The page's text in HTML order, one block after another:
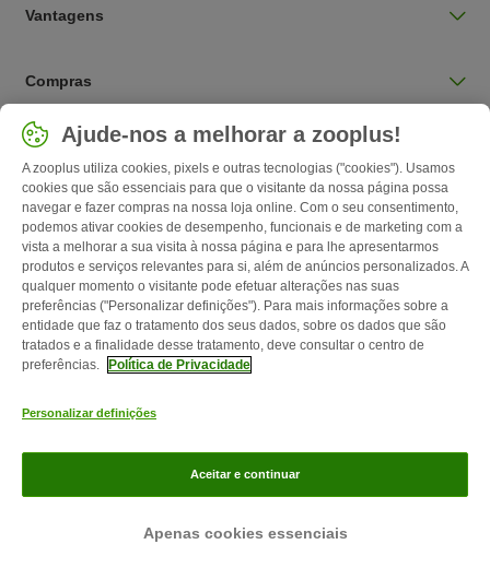
Vantagens
Compras
Selecionar país
Portugal / PT
Follow zooplus
utilização
Formulário de retratação Métodos de pagamento
Quem
Política de privacidade
Ajude-nos a melhorar a zooplus!
A zooplus utiliza cookies, pixels e outras tecnologias ("cookies"). Usamos
cookies que são essenciais para que o visitante da nossa página possa
navegar e fazer compras na nossa loja online. Com o seu consentimento,
podemos ativar cookies de desempenho, funcionais e de marketing com a
vista a melhorar a sua visita à nossa página e para lhe apresentarmos
produtos e serviços relevantes para si, além de anúncios personalizados. A
qualquer momento o visitante pode efetuar alterações nas suas
preferências ("Personalizar definições"). Para mais informações sobre a
entidade que faz o tratamento dos seus dados, sobre os dados que são
tratados e a finalidade desse tratamento, deve consultar o centro de
preferências.
Política de Privacidade
Personalizar definições
Apenas cookies essenciais
Aceitar e continuar